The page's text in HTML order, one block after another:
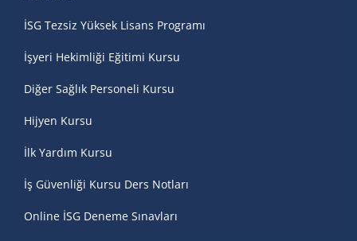
İSG Tezsiz Yüksek Lisans Programı
İşyeri Hekimliği Eğitimi Kursu
Diğer Sağlık Personeli Kursu
Hijyen Kursu
İlk Yardım Kursu
İş Güvenliği Kursu Ders Notları
Online İSG Deneme Sınavları